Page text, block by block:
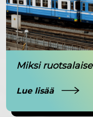
Miksi
Lue lisää